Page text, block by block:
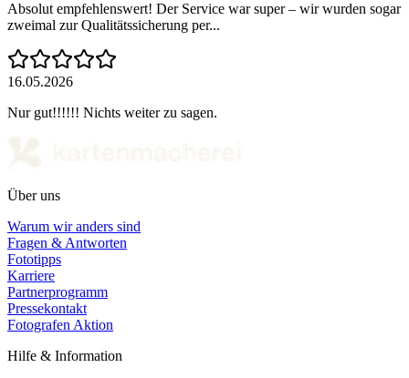
Absolut empfehlenswert! Der Service war super – wir wurden sogar
zweimal zur Qualitätssicherung per...
16.05.2026
Nur gut!!!!!! Nichts weiter zu sagen.
Über uns
Warum wir anders sind
Fragen & Antworten
Fototipps
Karriere
Partnerprogramm
Pressekontakt
Fotografen Aktion
Hilfe & Information